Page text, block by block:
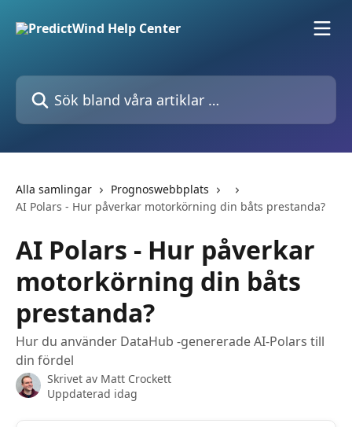
Sök bland våra artiklar …
Alla samlingar
Prognoswebbplats
AI Polars - Hur påverkar motorkörning din båts prestanda?
AI Polars - Hur påverkar
motorkörning din båts
prestanda?
Hur du använder DataHub -genererade AI-Polars till
din fördel
Skrivet av Matt Crockett
Uppdaterad idag